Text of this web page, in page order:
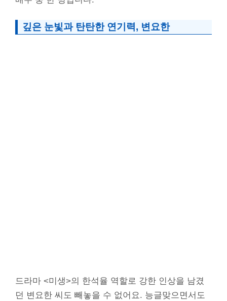
깊은 눈빛과 탄탄한 연기력, 변요한
드라마 <미생>의 한석율 역할로 강한 인상을 남겼
던 변요한 씨도 빼놓을 수 없어요. 능글맞으면서도